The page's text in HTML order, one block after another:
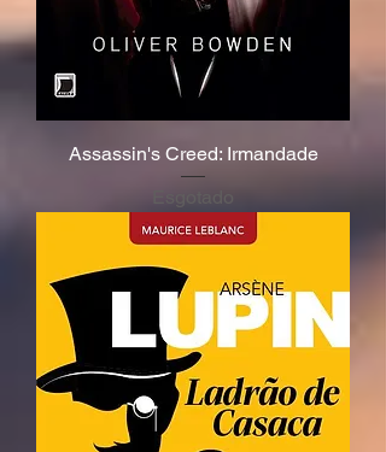
Assassin's Creed: Irmandade